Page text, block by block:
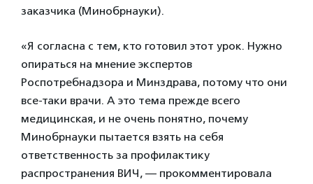
заказчика (Минобрнауки).
«Я согласна с тем, кто готовил этот урок. Нужно
опираться на мнение экспертов
Роспотребнадзора и Минздрава, потому что они
все-таки врачи. А это тема прежде всего
медицинская, и не очень понятно, почему
Минобрнауки пытается взять на себя
ответственность за профилактику
распространения ВИЧ, — прокомментировала